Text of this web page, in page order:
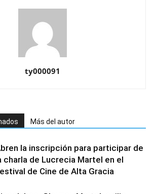
ty000091
Más del autor
la inscripción para participar de
charla de Lucrecia Martel en el
de Cine de Alta Gracia